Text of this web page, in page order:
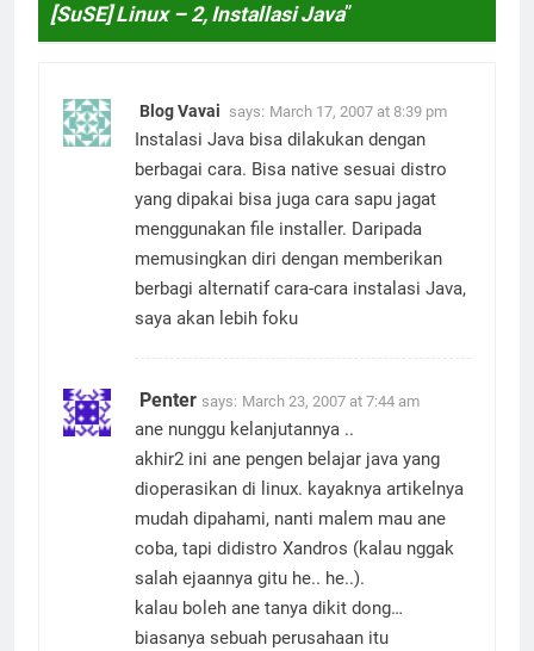
[SuSE] Linux – 2, Installasi Java”
Blog Vavai says: March 17, 2007 at 8:39 pm
Instalasi Java bisa dilakukan dengan
berbagai cara. Bisa native sesuai distro
yang dipakai bisa juga cara sapu jagat
menggunakan file installer. Daripada
memusingkan diri dengan memberikan
berbagi alternatif cara-cara instalasi Java,
saya akan lebih foku
Penter says: March 23, 2007 at 7:44 am
ane nunggu kelanjutannya ..
akhir2 ini ane pengen belajar java yang
dioperasikan di linux. kayaknya artikelnya
mudah dipahami, nanti malem mau ane
coba, tapi didistro Xandros (kalau nggak
salah ejaannya gitu he.. he..).
kalau boleh ane tanya dikit dong…
biasanya sebuah perusahaan itu